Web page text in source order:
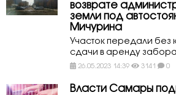
возврате
земли под
Мичурина
Участок передали без
сдачи в аренду забора
26.05.2023 14:39 3141 0
Власти Самары